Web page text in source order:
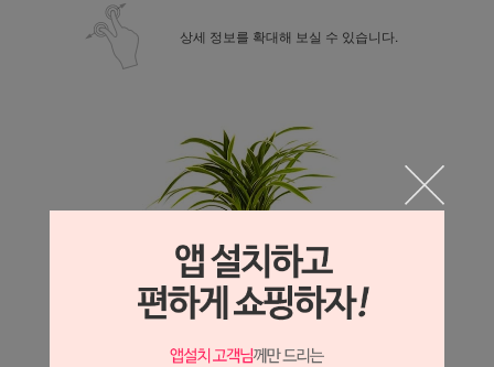
상세 정보를 확대해 보실 수 있습니다.